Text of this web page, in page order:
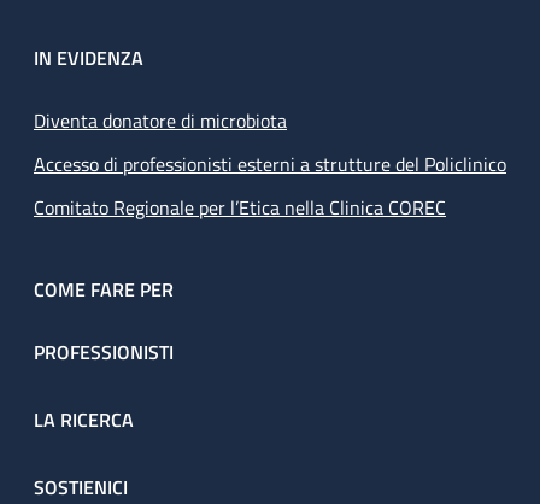
IN EVIDENZA
Diventa donatore di microbiota
Accesso di professionisti esterni a strutture del Policlinico
Comitato Regionale per l’Etica nella Clinica COREC
COME FARE PER
PROFESSIONISTI
LA RICERCA
SOSTIENICI